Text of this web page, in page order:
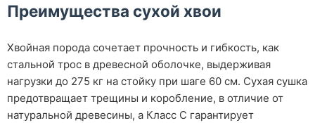
Преимущества сухой хвои
Хвойная порода сочетает прочность и гибкость, как
стальной трос в древесной оболочке, выдерживая
нагрузки до 275 кг на стойку при шаге 60 см. Сухая сушка
предотвращает трещины и коробление, в отличие от
натуральной древесины, а Класс С гарантирует